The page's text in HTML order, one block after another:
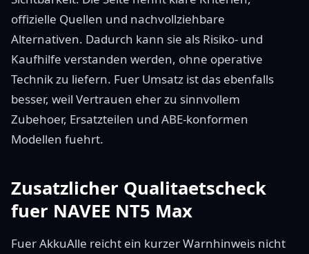
offizielle Quellen und nachvollziehbare
Alternativen. Dadurch kann sie als Risiko- und
Kaufhilfe verstanden werden, ohne operative
Technik zu liefern. Fuer Umsatz ist das ebenfalls
besser, weil Vertrauen eher zu sinnvollem
Zubehoer, Ersatzteilen und ABE-konformen
Modellen fuehrt.
Zusatzlicher Qualitaetscheck
fuer NAVEE NT5 Max
Fuer AkkuAlle reicht ein kurzer Warnhinweis nicht